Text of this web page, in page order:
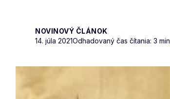
NOVINOVÝ ČLÁNOK
14. júla 2021Odhadovaný čas čítania: 3 min